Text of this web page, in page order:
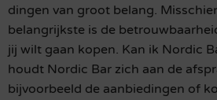
dingen van groot belang.
belangrijkste is de
jij wilt gaan kopen. Kan ik Nordic
houdt Nordic Bar zich aan de
bijvoorbeeld de aanbiedingen of